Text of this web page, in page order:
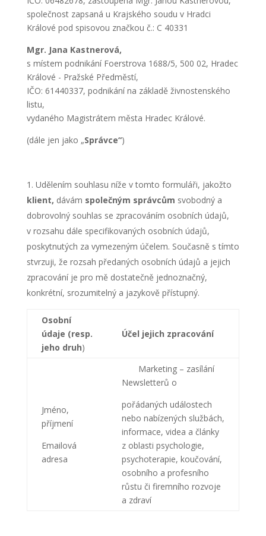
společnost zapsaná u Krajského soudu v Hradci
Králové pod spisovou značkou č.: C 40331
Mgr. Jana Kastnerová,
s místem podnikání Foerstrova 1688/5, 500 02, Hradec
Králové - Pražské Předměstí,
IČO: 61440337, podnikání na základě živnostenského
listu,
vydaného Magistrátem města Hradec Králové.
(dále jen jako „Správce“)
Udělením souhlasu níže v tomto formuláři, jakožto
klient, dávám společným správcům svobodný a
dobrovolný souhlas se zpracováním osobních údajů,
v rozsahu dále specifikovaných osobních údajů,
poskytnutých za vymezeným účelem. Současně s tímto
stvrzuji, že rozsah předaných osobních údajů a jejich
zpracování je pro mě dostatečně jednoznačný,
konkrétní, srozumitelný a jazykově přístupný.
Osobní
údaje (resp.
jeho druh)
Účel jejich zpracování
Jméno,
příjmení
Emailová
adresa
Marketing – zasílání
Newsletterů o
pořádaných událostech
nebo nabízených službách,
informace, videa a články
z oblasti psychologie,
psychoterapie, koučování,
osobního a profesního
růstu či firemního rozvoje
a zdraví